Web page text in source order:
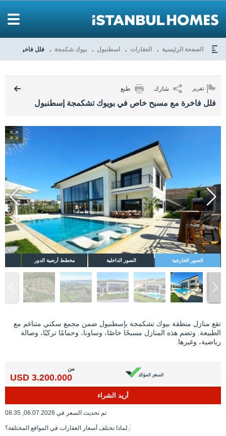
الصفحة الرئيسية العقارات اسطنبول بيوك شكمجة فلل فاخرة مع
تقرير شارك طبع
فلل فاخرة مع مسبح خاص في بويوك تشكمجة إسطنبول
الصور الخارجية الصور الداخلية مخطط أرضية الدور
تقع منازل منطقة بيوك تشكمجة بإسطنبول ضمن مجمع سكني متناغم مع
الطبيعة. وتضم هذه المنازل مسبحًا خاصًا، وساونا، وحمامًا تركيًا، وصالة
رياضية، وغيرها.
من
3.200.000 USD
أريد الشراء
تم تحديث السعر في 06.07.2026, 08.35
لماذا تختلف أسعار العقارات في المواقع المختلفة؟